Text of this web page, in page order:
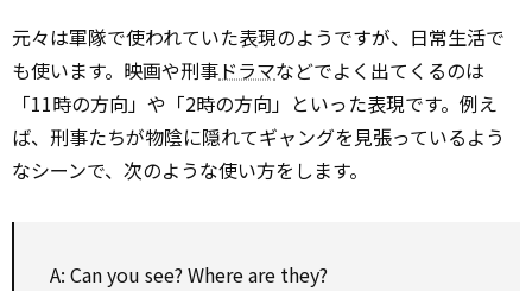
元々は軍隊で使われていた表現のようですが、日常生活で
も使います。映画や刑事ドラマなどでよく出てくるのは
「11時の方向」や「2時の方向」といった表現です。例え
ば、刑事たちが物陰に隠れてギャングを見張っているよう
なシーンで、次のような使い方をします。
A: Can you see? Where are they?